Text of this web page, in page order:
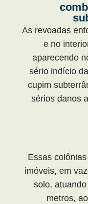
As revoadas
e no
aparecendo
sério indício
cupim
sérios danos
Essas
imóveis, em
solo,
metros,